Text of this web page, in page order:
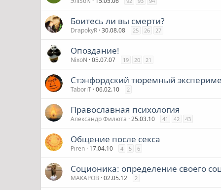
Боитесь ли вы смерти?
DrapokyR 30.08.08 25 26 27
Опоздание!
NixoN 05.07.07 19 20 21
Стэнфордский тюремный
TaboriT 06.02.10 2
Православная психология
Александр Филюта 25.03.10 41 42 43
Общение после секса
Piren 17.04.10 4 5 6
Соционика: определение своего
МАКАРОВ 02.05.12 2